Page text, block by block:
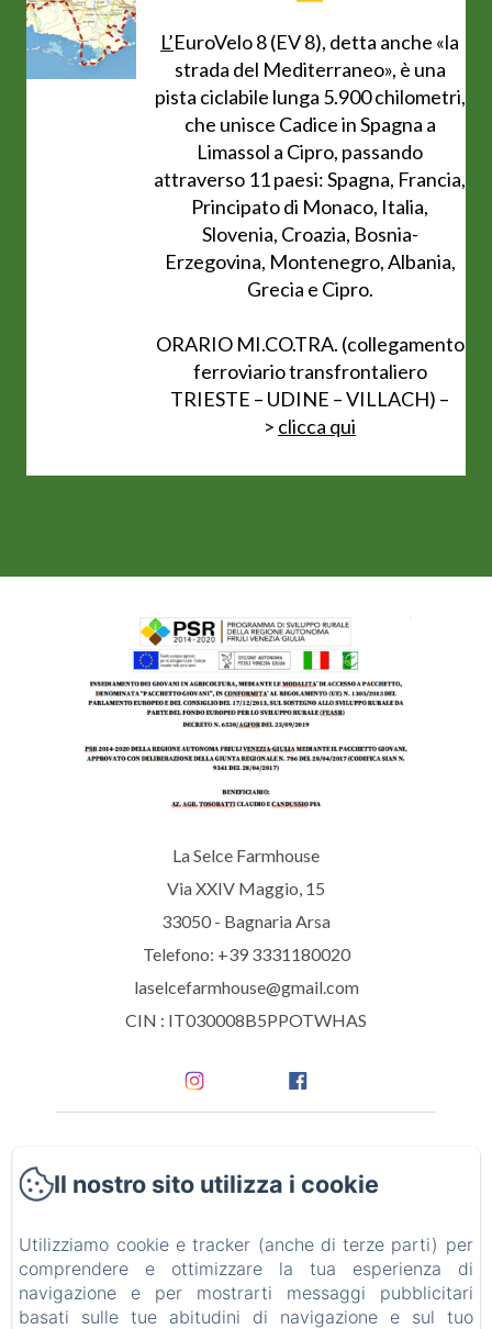
L’EuroVelo 8(EV 8), detta anche «la
strada del Mediterraneo», è una
pista ciclabile lunga 5.900 chilometri,
che unisce Cadice in Spagna a
Limassol a Cipro, passando
attraverso 11 paesi: Spagna, Francia,
Principato di Monaco, Italia,
Slovenia, Croazia, Bosnia-
Erzegovina, Montenegro, Albania,
Grecia e Cipro.
ORARIO MI.CO.TRA. (collegamento
ferroviario transfrontaliero
TRIESTE – UDINE – VILLACH) –
> clicca qui
La Selce Farmhouse
Via XXIV Maggio, 15
33050 - Bagnaria Arsa
Telefono: +39 3331180020
laselcefarmhouse@gmail.com
CIN : IT030008B5PPOTWHAS
Attività ed eventi
Labirinto nel mais
Il nostro sito utilizza i cookie
Utilizziamo cookie e tracker (anche di terze parti) per
comprendere e ottimizzare la tua esperienza di
navigazione e per mostrarti messaggi pubblicitari
basati sulle tue abitudini di navigazione e sul tuo